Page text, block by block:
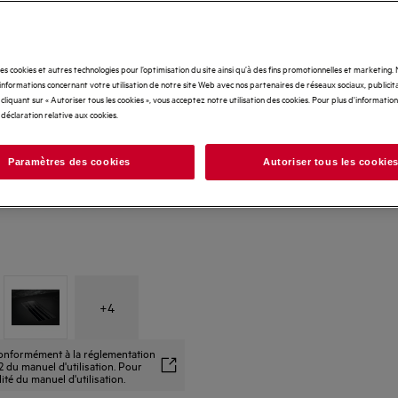
+4
à la réglementation
du manuel d'utilisation. Pour
du manuel d'utilisation.
cookies et autres technologies pour l’optimisation du site ainsi qu’à des fins promotionnelles et
concernant votre utilisation de notre site Web avec nos partenaires de réseaux sociaux,
sur « Autoriser tous les cookies », vous acceptez notre utilisation des cookies. Pour plus
relative aux cookies.
Paramètres des cookies Autoriser tous les cookies